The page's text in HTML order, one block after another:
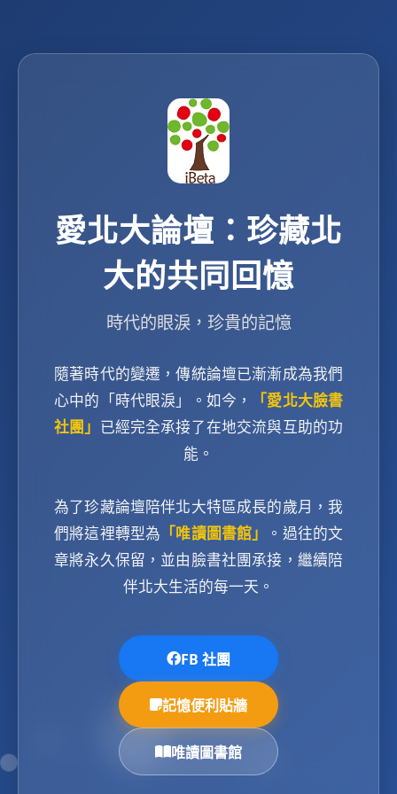
愛北大論壇：珍藏北
大的共同回憶
時代的眼淚，珍貴的記憶
隨著時代的變遷，傳統論壇已漸漸成為我們
心中的「時代眼淚」。如今，
「愛北大臉書
社團」 已經完全承接了在地交流與互助的功
能。
為了珍藏論壇陪伴北大特區成長的歲月，我
們將這裡轉型為 「唯讀圖書館」
。過往的文
章將永久保留，並由臉書社團承接，繼續陪
伴北大生活的每一天。
FB 社團
記憶便利貼牆
唯讀圖書館